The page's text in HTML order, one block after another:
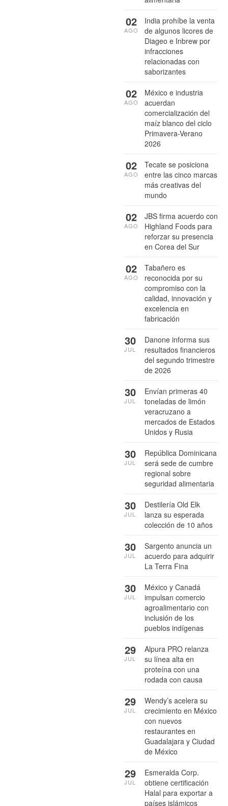
India prohíbe la venta
de algunos licores de
Diageo e Inbrew por
infracciones
relacionadas con
saborizantes
02
AGO
México e industria
acuerdan
comercialización del
maíz blanco del ciclo
Primavera-Verano
2026
02
AGO
Tecate se posiciona
entre las cinco marcas
más creativas del
mundo
02
AGO
JBS firma acuerdo con
Highland Foods para
reforzar su presencia
en Corea del Sur
02
AGO
Tabañero es
reconocida por su
compromiso con la
calidad, innovación y
excelencia en
fabricación
02
AGO
Danone informa sus
resultados financieros
del segundo trimestre
de 2026
30
JUL
Envían primeras 40
toneladas de limón
veracruzano a
mercados de Estados
Unidos y Rusia
30
JUL
República Dominicana
será sede de cumbre
regional sobre
seguridad alimentaria
30
JUL
Destilería Old Elk
lanza su esperada
colección de 10 años
30
JUL
Sargento anuncia un
acuerdo para adquirir
La Terra Fina
30
JUL
México y Canadá
impulsan comercio
agroalimentario con
inclusión de los
pueblos indígenas
30
JUL
Alpura PRO relanza
su línea alta en
proteína con una
rodada con causa
29
JUL
Wendy’s acelera su
crecimiento en México
con nuevos
restaurantes en
Guadalajara y Ciudad
de México
29
JUL
Esmeralda Corp.
obtiene certificación
Halal para exportar a
países islámicos
29
JUL